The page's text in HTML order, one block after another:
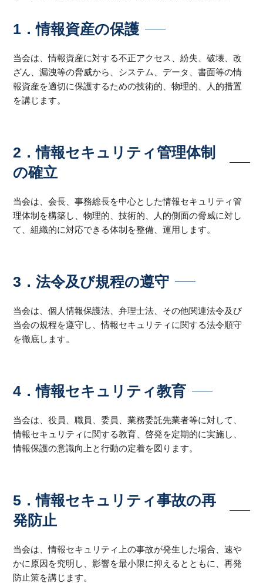
1．情報資産の保護
当会は、情報資産に対する不正アクセス、紛失、破壊、改
ざん、漏洩等の脅威から、システム、データ、書面等の情
報資産を適切に保護するための技術的、物理的、人的措置
を講じます。
2．情報セキュリティ管理体制
の確立
当会は、会長、事務総長を中心とした情報セキュリティ管
理体制を構築し、物理的、技術的、人的側面の脅威に対し
て、組織的に対応できる体制を整備、運用します。
3．法令及び規程の遵守
当会は、個人情報保護法、弁理士法、その他関連法令及び
当会の規程を遵守し、情報セキュリティに関する法令順守
を徹底します。
4．情報セキュリティ教育
当会は、役員、職員、委員、業務委託先業者等に対して、
情報セキュリティに関する教育、啓発を定期的に実施し、
情報保護の意識向上と行動の定着を図ります。
5．情報セキュリティ事故の再
発防止
当会は、情報セキュリティ上の事故が発生した場合、速や
かに原因を究明し、影響を最小限に抑えるとともに、再発
防止策を講じます。